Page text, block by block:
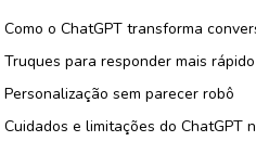
Como o ChatGPT transforma
Truques para responder mais
Personalização sem parecer robô
Cuidados e limitações do ChatGPT